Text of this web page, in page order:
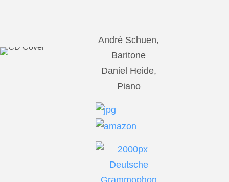
Andrè Schuen,
Baritone
Daniel Heide,
Piano